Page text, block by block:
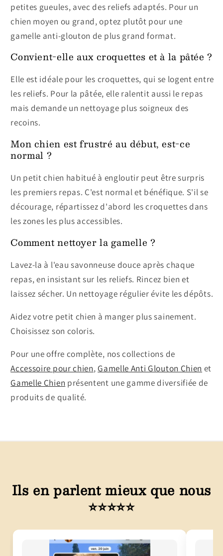
petites gueules, avec des reliefs adaptés. Pour un
chien moyen ou grand, optez plutôt pour une
gamelle anti-glouton de plus grand format.
Convient-elle aux croquettes et à la pâtée ?
Elle est idéale pour les croquettes, qui se logent entre
les reliefs. Pour la pâtée, elle ralentit aussi le repas
mais demande un nettoyage plus soigneux des
recoins.
Mon chien est frustré au début, est-ce
normal ?
Un petit chien habitué à engloutir peut être surpris
les premiers repas. C'est normal et bénéfique. S'il se
décourage, répartissez d'abord les croquettes dans
les zones les plus accessibles.
Comment nettoyer la gamelle ?
Lavez-la à l'eau savonneuse douce après chaque
repas, en insistant sur les reliefs. Rincez bien et
laissez sécher. Un nettoyage régulier évite les dépôts.
Aidez votre petit chien à manger plus sainement.
Choisissez son coloris.
Pour une offre complète, nos collections de
Accessoire pour chien, Gamelle Anti Glouton Chien et
Gamelle Chien présentent une gamme diversifiée de
produits de qualité.
Ils en parlent mieux que nous
⭐⭐⭐⭐⭐